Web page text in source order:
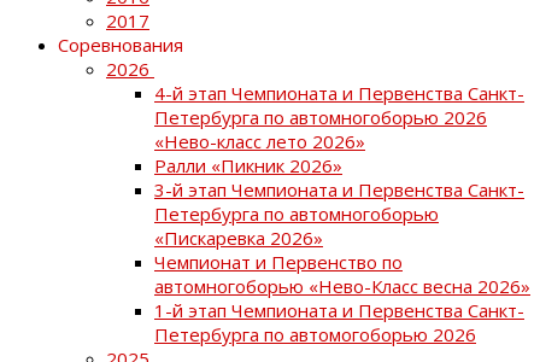
2017
Соревнования
2026
4-й этап Чемпионата и Первенства Санкт-
Петербурга по автомногоборью 2026
«Нево-класс лето 2026»
Ралли «Пикник 2026»
3-й этап Чемпионата и Первенства Санкт-
Петербурга по автомногоборью
«Пискаревка 2026»
Чемпионат и Первенство по
автомногоборью «Нево-Класс весна 2026»
1-й этап Чемпионата и Первенства Санкт-
Петербурга по автомогоборью 2026